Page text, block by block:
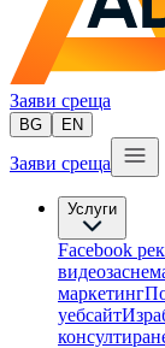
Заяви среща
BG EN
Заяви среща
Услуги
Facebook
маркетинг
уебсайт